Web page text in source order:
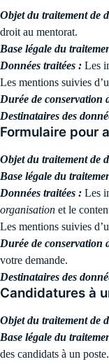
Objet du traitement de
droit au mentorat.
Base légale du
Données traitées : Les
Les mentions suivies
Durée de conservation
Destinataires des
Formulaire pour
Objet du traitement de
Base légale du
Données traitées : Les
organisation et le
Les mentions suivies
Durée de conservation
votre demande.
Destinataires des
Candidatures à
Objet du traitement de
Base légale du
des candidats à un poste.